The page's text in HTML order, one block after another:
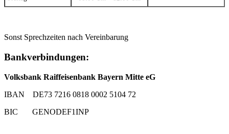
Sonst Sprechzeiten nach Vereinbarung
Bankverbindungen:
Volksbank Raiffeisenbank Bayern Mitte eG
IBAN DE73 7216 0818 0002 5104 72
BIC GENODEF1INP